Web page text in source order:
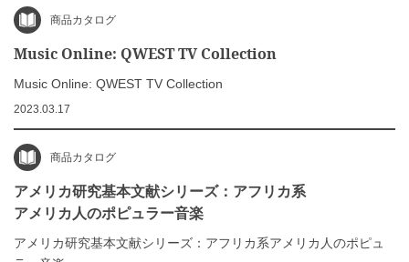
商品カタログ
Music Online: QWEST TV Collection
Music Online: QWEST TV Collection
2023.03.17
商品カタログ
アメリカ研究基本文献シリーズ：アフリカ系
アメリカ人のポピュラー音楽
アメリカ研究基本文献シリーズ：アフリカ系アメリカ人のポピュ